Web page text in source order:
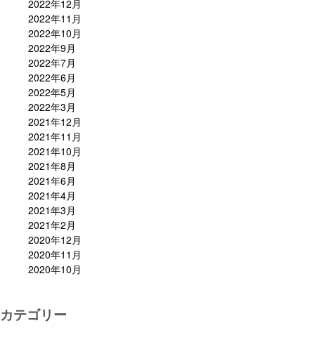
2022年12月
2022年11月
2022年10月
2022年9月
2022年7月
2022年6月
2022年5月
2022年3月
2021年12月
2021年11月
2021年10月
2021年8月
2021年6月
2021年4月
2021年3月
2021年2月
2020年12月
2020年11月
2020年10月
カテゴリー